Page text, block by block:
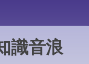
識音浪